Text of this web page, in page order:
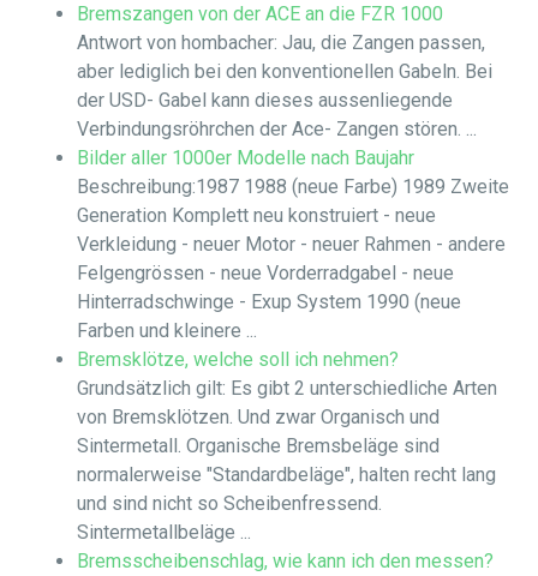
Bremszangen von der ACE an die FZR 1000
Antwort von hombacher: Jau, die Zangen passen,
aber lediglich bei den konventionellen Gabeln. Bei
der USD- Gabel kann dieses aussenliegende
Verbindungsröhrchen der Ace- Zangen stören. ...
Bilder aller 1000er Modelle nach Baujahr
Beschreibung:1987 1988 (neue Farbe) 1989 Zweite
Generation Komplett neu konstruiert - neue
Verkleidung - neuer Motor - neuer Rahmen - andere
Felgengrössen - neue Vorderradgabel - neue
Hinterradschwinge - Exup System 1990 (neue
Farben und kleinere ...
Bremsklötze, welche soll ich nehmen?
Grundsätzlich gilt: Es gibt 2 unterschiedliche Arten
von Bremsklötzen. Und zwar Organisch und
Sintermetall. Organische Bremsbeläge sind
normalerweise "Standardbeläge", halten recht lang
und sind nicht so Scheibenfressend.
Sintermetallbeläge ...
Bremsscheibenschlag, wie kann ich den messen?